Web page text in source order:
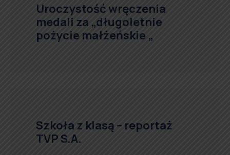
Uroczystość wręczenia
medali za „długoletnie
pożycie małżeńskie „
Szkoła z klasą – reportaż
TVP S.A.